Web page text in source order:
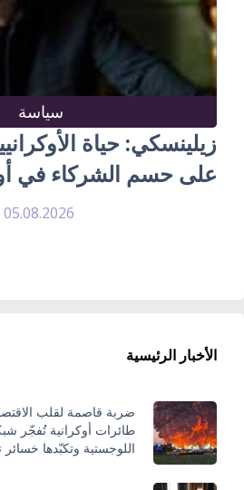
سياسة
زيلينسكي: حياة
على حسم الشركاء في
05.08.2026
الأخبار الرئيسية
ضربة قاصمة لقلب
اللوجستية وتكبّدها خسائر